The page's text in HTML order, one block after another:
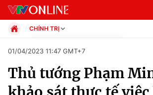
Chuyên mục
CHÍNH TRỊ
Xã hội
Pháp luật
01/04/2023 11:47 GMT+7
Thủ tướng Phạm